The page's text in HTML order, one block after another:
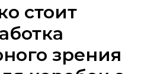
стоит
зрения